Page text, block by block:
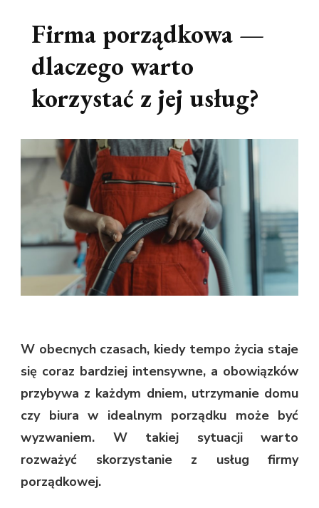
Firma porządkowa —
dlaczego warto
korzystać z jej usług?
W obecnych czasach, kiedy tempo życia staje
się coraz bardziej intensywne, a obowiązków
przybywa z każdym dniem, utrzymanie domu
czy biura w idealnym porządku może być
wyzwaniem. W takiej sytuacji warto
rozważyć skorzystanie z usług firmy
porządkowej.